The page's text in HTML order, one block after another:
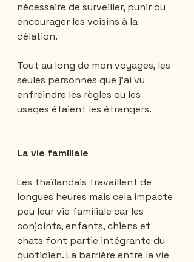
nécessaire de surveiller, punir ou
encourager les voisins à la
délation.
Tout au long de mon voyages, les
seules personnes que j'ai vu
enfreindre les règles ou les
usages étaient les étrangers.
La vie familiale
Les thaïlandais travaillent de
longues heures mais cela impacte
peu leur vie familiale car les
conjoints, enfants, chiens et
chats font partie intégrante du
quotidien. La barrière entre la vie